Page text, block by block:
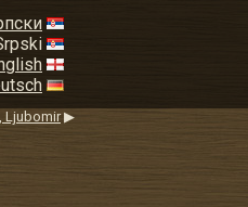
Ljubomir▶